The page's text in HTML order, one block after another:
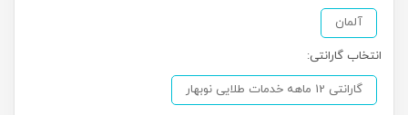
آلمان
انتخاب گارانتی:
گارانتی 12 ماهه خدمات طلایی نوبهار